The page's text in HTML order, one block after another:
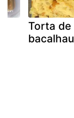
Torta de
bacalhau